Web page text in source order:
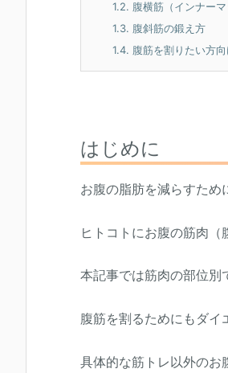
1.2. 腹横筋（インナーマ
1.3. 腹斜筋の鍛え方
1.4. 腹筋を割りたい方向
はじめに
お腹の脂肪を減らすため
ヒトコトにお腹の筋肉（
本記事では筋肉の部位別
腹筋を割るためにもダイ
具体的な筋トレ以外のお